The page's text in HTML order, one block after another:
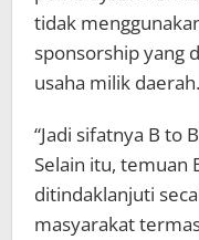
tidak
sponsorship yang
usaha milik daerah.
“Jadi sifatnya B to
Selain itu, temuan
ditindaklanjuti
masyarakat